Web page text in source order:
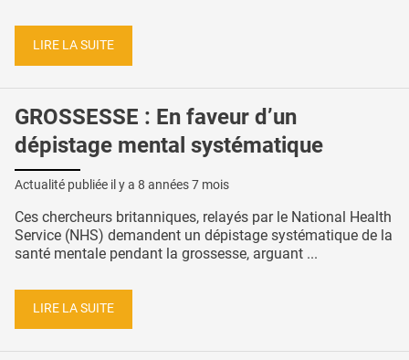
LIRE LA SUITE
GROSSESSE : En faveur d’un
dépistage mental systématique
Actualité publiée il y a 8 années 7 mois
Ces chercheurs britanniques, relayés par le National Health
Service (NHS) demandent un dépistage systématique de la
santé mentale pendant la grossesse, arguant ...
LIRE LA SUITE